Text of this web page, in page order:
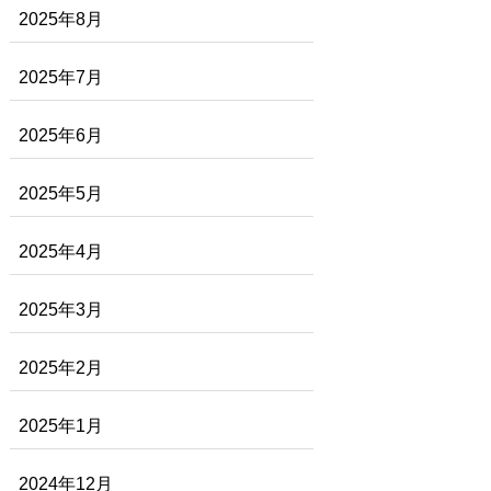
2025年8月
2025年7月
2025年6月
2025年5月
2025年4月
2025年3月
2025年2月
2025年1月
2024年12月